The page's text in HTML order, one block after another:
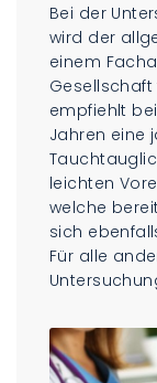
Bei der
wird der
einem
Gesellschaft
empfiehlt
Jahren eine
leichten
welche
sich
Für alle